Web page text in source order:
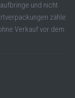
und nicht
zähle
Verkauf vor dem